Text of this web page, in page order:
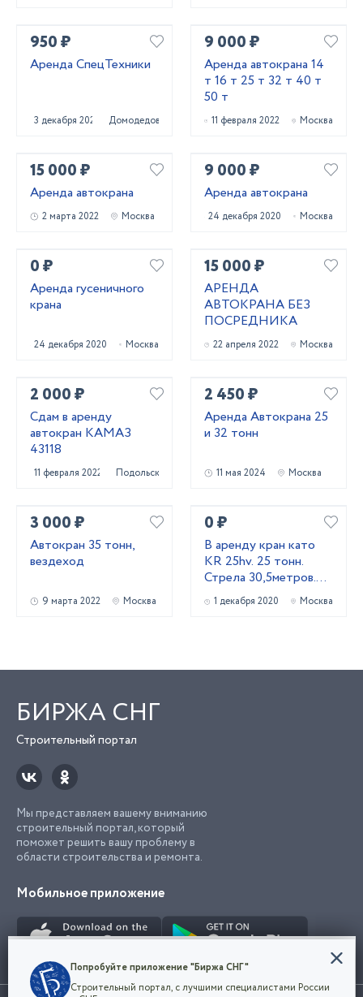
950 ₽
Аренда СпецТехники
3 декабря 2020 Домодедово
9 000 ₽
Аренда автокрана 14
т 16 т 25 т 32 т 40 т
50 т
11 февраля 2022 Москва
15 000 ₽
Аренда автокрана
2 марта 2022 Москва
9 000 ₽
Аренда автокрана
24 декабря 2020 Москва
0 ₽
Аренда гусеничного
крана
24 декабря 2020 Москва
15 000 ₽
АРЕНДА
АВТОКРАНА БЕЗ
ПОСРЕДНИКА
22 апреля 2022 Москва
2 000 ₽
Сдам в аренду
автокран КАМАЗ
43118
11 февраля 2022 Подольск
2 450 ₽
Аренда Автокрана 25
и 32 тонн
11 мая 2024 Москва
3 000 ₽
Автокран 35 тонн,
вездеход
9 марта 2022 Москва
0 ₽
В аренду кран като
KR 25hv. 25 тонн.
Стрела 30,5метров.
Гусёк 15 м
1 декабря 2020 Москва
БИРЖА СНГ
Строительный портал
Мы представляем вашему вниманию
строительный портал, который
поможет решить вашу проблему в
области строительства и ремонта.
Мобильное приложение
Конфиденциальность
Мы используем файлы cookie, чтобы сделать
Попробуйте приложение "Биржа СНГ"
Строительный портал, с лучшими специалистами России